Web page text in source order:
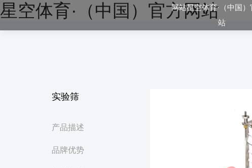
星空体育·（中国）官方网站
网站星空体育·（中国）
站
实验筛
产品描述
品牌优势